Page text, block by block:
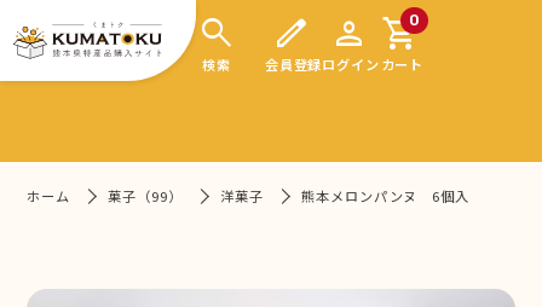
search
検索
edit
会員登録
person
ログイン
0
shopping_cart
カート
ホーム 菓子（99） 洋菓子 熊本メロンパンヌ 6個入